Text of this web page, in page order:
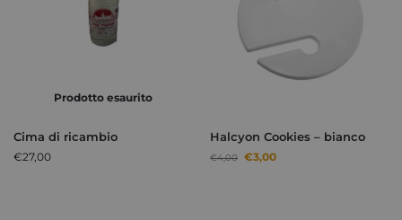
Prodotto esaurito
Cima di ricambio
€27,00
Halcyon Cookies – bianco
€4,00 €3,00